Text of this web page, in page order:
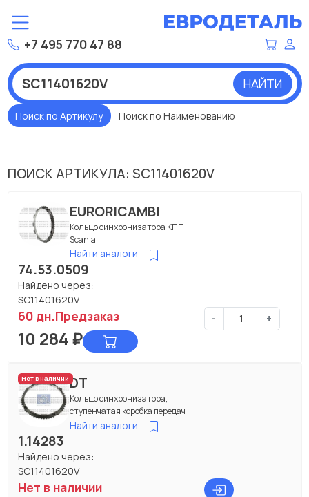
+7 495 770 47 88
НАЙТИ
Поиск по Артикулу Поиск по Наименованию
ПОИСК АРТИКУЛА: SC11401620V
EURORICAMBI
Кольцо синхронизатора КПП
Scania
Найти аналоги
74.53.0509
Найдено через:
SC11401620V
60 дн.Предзаказ - +
10 284 ₽
Нет в наличииDT
Кольцо синхронизатора,
ступенчатая коробка передач
Найти аналоги
1.14283
Найдено через:
SC11401620V
Нет в наличии